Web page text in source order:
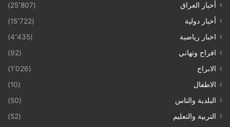
أخبار العراق
(25٬807)
أخبار دولية
(15٬722)
اخبار رياضية
(4٬435)
افراح وتهاني
(92)
الابراج
(1٬026)
الاطفال
(10)
البلدية والناس
(50)
التربية والتعليم
(52)